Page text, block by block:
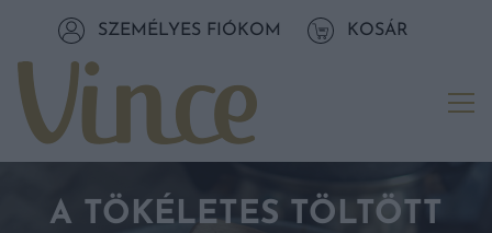
Tovább a tartalomhozSZEMÉLYES FIÓKOM KOSÁR
A TÖKÉLETES TÖLTÖTT